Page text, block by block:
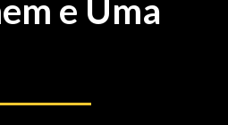
e Uma